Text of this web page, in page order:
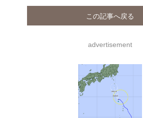
この記事へ戻る
advertisement